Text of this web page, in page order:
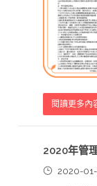
閱讀更多內
2020年管
2020-